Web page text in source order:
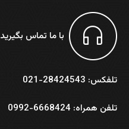
با ما تماس بگیرید
تلفکس: 28424543-021
تلفن همراه: 6668424-0992